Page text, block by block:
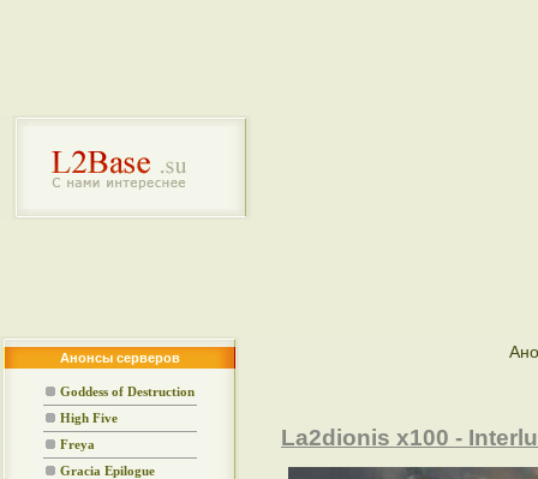
Анонсы серверов
Goddess of Destruction
High Five
Freya
Gracia Epilogue
La2dionis x100 -